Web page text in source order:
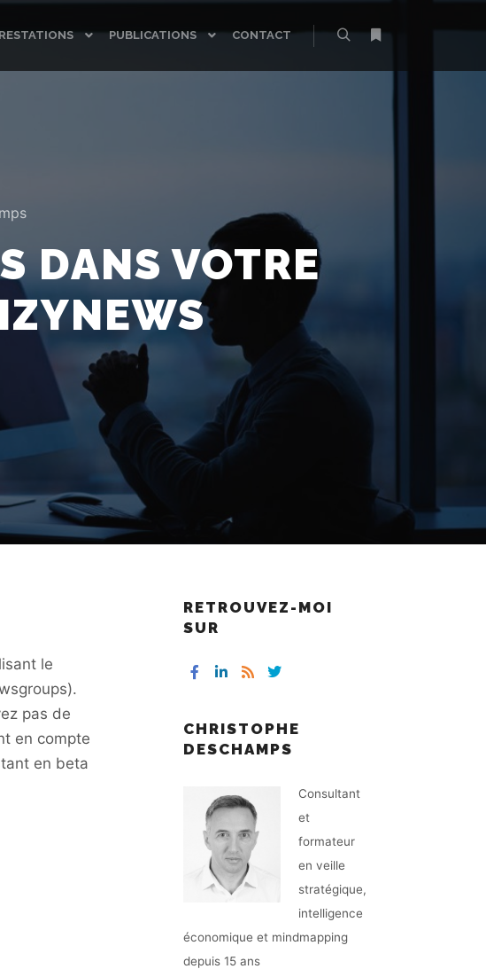
PUBLICATIONS
CONTACT
DANS VOTRE
le
pas de
en compte
en beta
RETROUVEZ-MOI
SUR
CHRISTOPHE
DESCHAMPS
Consultant
et
formateur
en veille
stratégique,
intelligence
économique et mindmapping
depuis 15 ans